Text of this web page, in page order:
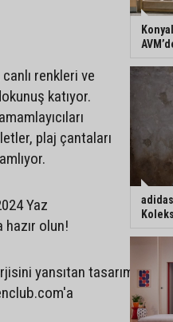
renkleri ve
katıyor.
plaj çantaları
Yaz
olun!
yansıtan tasarımları